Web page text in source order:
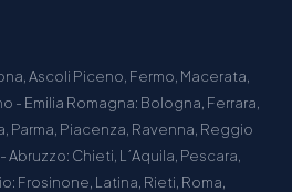
Ascoli Piceno, Fermo, Macerata,
- Emilia Romagna: Bologna, Ferrara,
Parma, Piacenza, Ravenna, Reggio
Abruzzo: Chieti, L´Aquila, Pescara,
Frosinone, Latina, Rieti, Roma,